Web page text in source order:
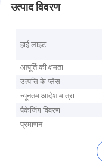
उत्पाद विवरण
हाई लाइट
आपूर्ति की क्षमता
उत्पत्ति के प्लेस
न्यूनतम आदेश मात्रा
पैकेजिंग विवरण
प्रमाणन